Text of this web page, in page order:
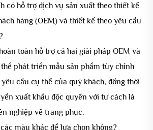
có hỗ trợ dịch vụ sản xuất theo thiết kế
hàng (OEM) và thiết kế theo yêu cầu
toàn hỗ trợ cả hai giải pháp OEM và
phát triển mẫu sản phẩm tùy chỉnh
cầu cụ thể của quý khách, đồng thời
xuất khẩu độc quyền với tư cách là
nghiệp về trang phục.
màu khác để lựa chọn không?